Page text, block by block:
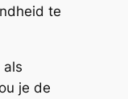
te
als
je de